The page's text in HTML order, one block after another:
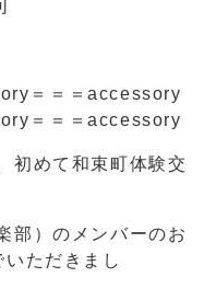
＝＝＝accessory
＝＝＝accessory
初めて和束町体験交
部）のメンバーのお
ただきまし